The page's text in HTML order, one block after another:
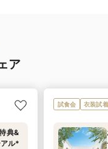
ア
典&
ル*
試食会 衣装試着